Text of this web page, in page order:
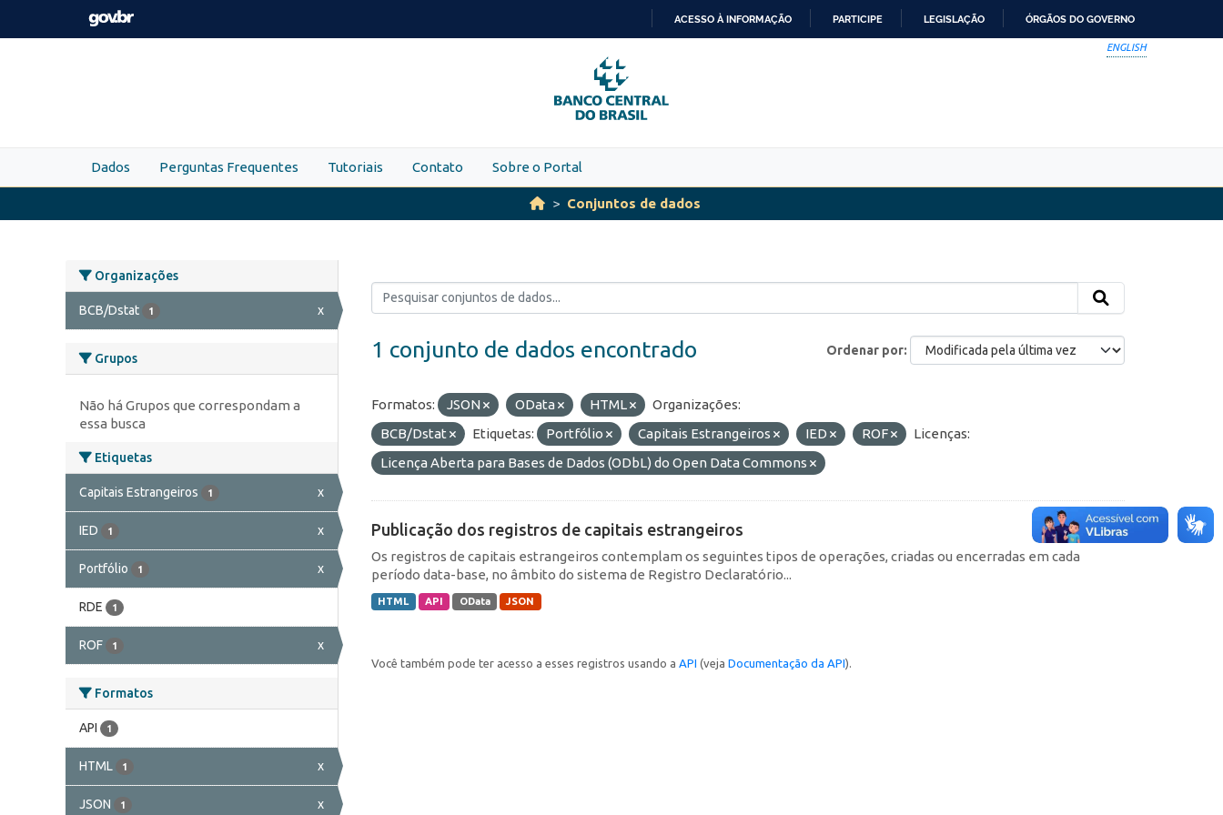
Skip to main content
PARA
O
CONTEÚDO
ACESSO À INFORMAÇÃO PARTICIPE LEGISLAÇÃO ÓRGÃOS DO GOVERNO
ENGLISH
Dados Perguntas Frequentes Tutoriais Contato Sobre o Portal
Conjuntos de dados
Organizações
BCB/Dstat 1 x
Grupos
Não há Grupos que correspondam a
essa busca
Etiquetas
Capitais Estrangeiros 1 x
IED 1 x
Portfólio 1 x
RDE 1
ROF 1 x
Formatos
API 1
HTML 1 x
JSON 1 x
Ordenar por
1 conjunto de dados encontrado
Formatos: JSON OData HTML
Organizações:
BCB/Dstat
Etiquetas: Portfólio Capitais Estrangeiros IED ROF
Licenças:
Licença Aberta para Bases de Dados (ODbL) do Open Data Commons
Publicação dos registros de capitais estrangeiros
Os registros de capitais estrangeiros contemplam os seguintes tipos de operações, criadas ou encerradas em cada
período data-base, no âmbito do sistema de Registro Declaratório...
HTML API OData JSON
Você também pode ter acesso a esses registros usando a API (veja Documentação da API).